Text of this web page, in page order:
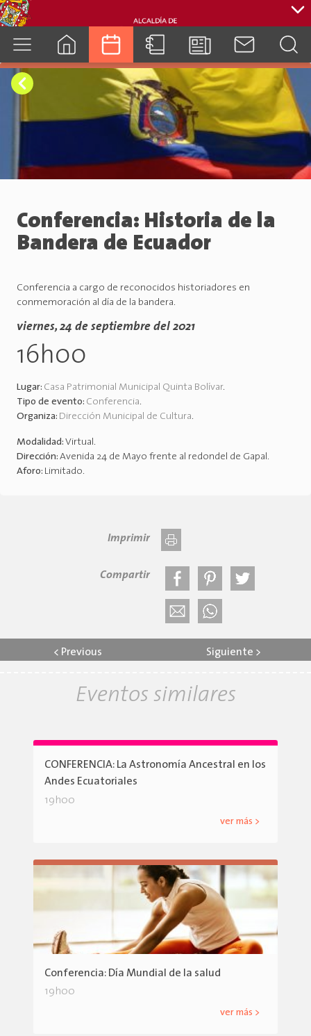
cuenca.gob.ec
Conferencia: Historia de la
Bandera de Ecuador
Conferencia a cargo de reconocidos historiadores en
conmemoración al día de la bandera.
viernes, 24 de septiembre del 2021
16h00
Lugar: Casa Patrimonial Municipal Quinta Bolívar.
Tipo de evento: Conferencia.
Organiza: Dirección Municipal de Cultura.
Modalidad: Virtual.
Dirección: Avenida 24 de Mayo frente al redondel de Gapal.
Aforo: Limitado.
Imprimir
Compartir
< Previous Siguiente >
Eventos similares
CONFERENCIA: La Astronomía Ancestral en los
Andes Ecuatoriales
19h00
ver más >
Conferencia: Día Mundial de la salud
19h00
ver más >